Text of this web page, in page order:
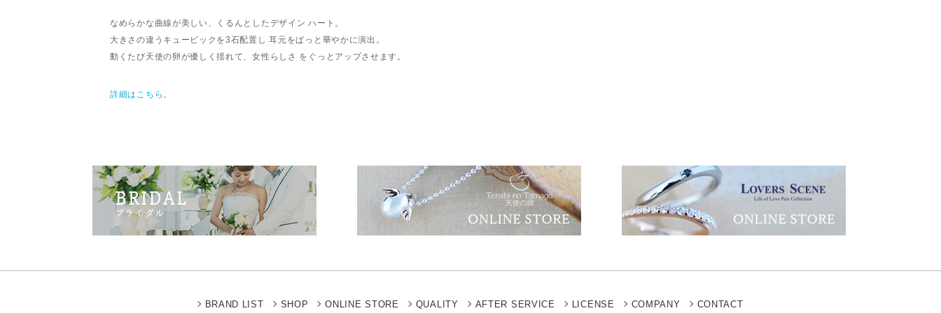
なめらかな曲線が美しい、くるんとしたデザイン ハート。
大きさの違うキュービックを3石配置し 耳元をぱっと華やかに演出。
動くたび天使の卵が優しく揺れて、女性らしさ をぐっとアップさせます。
詳細はこちら。
BRAND LIST SHOP ONLINE STORE QUALITY AFTER SERVICE LICENSE COMPANY CONTACT